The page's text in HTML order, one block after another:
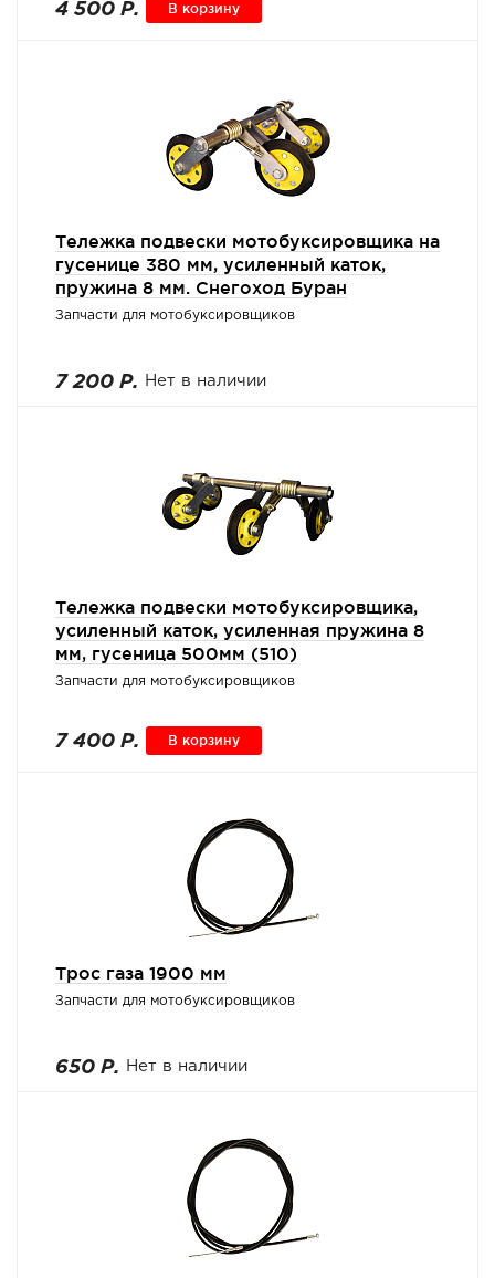
4 500 Р. В корзину
Тележка подвески мотобуксировщика на
гусенице 380 мм, усиленный каток,
пружина 8 мм. Снегоход Буран
Запчасти для мотобуксировщиков
7 200 Р. Нет в наличии
Тележка подвески мотобуксировщика,
усиленный каток, усиленная пружина 8
мм, гусеница 500мм (510)
Запчасти для мотобуксировщиков
7 400 Р. В корзину
Трос газа 1900 мм
Запчасти для мотобуксировщиков
650 Р. Нет в наличии